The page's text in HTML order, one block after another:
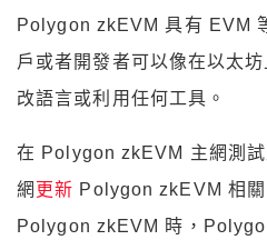
Polygon zkEVM 具有 EVM
戶或者開發者可以像在以太
改語言或利用任何工具。
在 Polygon zkEVM 主網測
網 更新 Polygon zkEVM 相
Polygon zkEVM 時，